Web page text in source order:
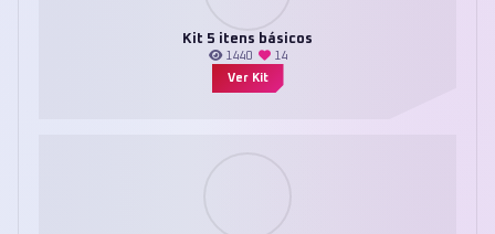
Kit 5 itens básicos
1440
14
Ver Kit